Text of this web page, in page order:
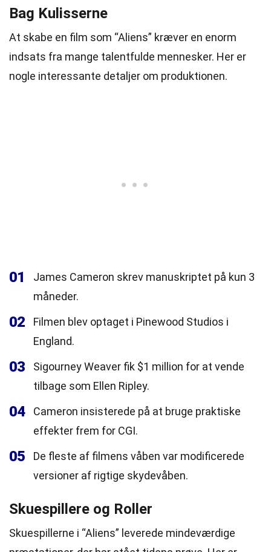
Bag Kulisserne
At skabe en film som “Aliens” kræver en enorm
indsats fra mange talentfulde mennesker. Her er
nogle interessante detaljer om produktionen.
01
James Cameron skrev manuskriptet på kun 3
måneder.
02
Filmen blev optaget i Pinewood Studios i
England.
03
Sigourney Weaver fik $1 million for at vende
tilbage som Ellen Ripley.
04
Cameron insisterede på at bruge praktiske
effekter frem for CGI.
05
De fleste af filmens våben var modificerede
versioner af rigtige skydevåben.
Skuespillere og Roller
Skuespillerne i “Aliens” leverede mindeværdige